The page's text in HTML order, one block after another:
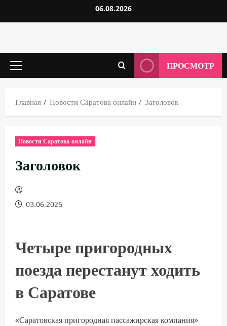
к
06.08.2026
Основное
ПРОСМОТР
Главная Новости Саратова онлайн Заголовок
Новости Саратова онлайн
Заголовок
03.06.2026
Четыре пригородных
поезда перестанут ходить
в Саратове
«Саратовская пригородная пассажирская компания»